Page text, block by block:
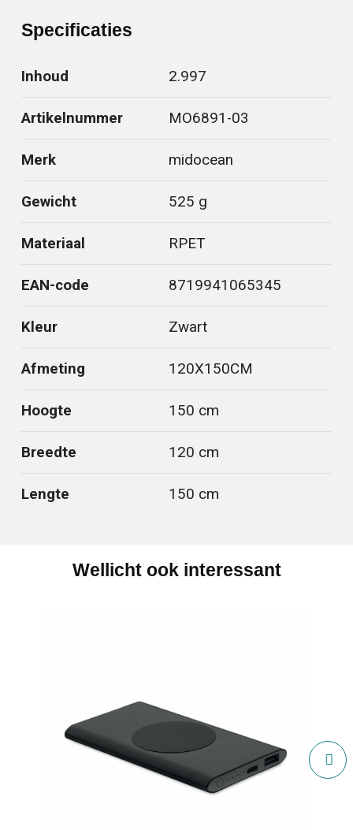
Specificaties
Inhoud 2.997
Artikelnummer MO6891-03
Merk midocean
Gewicht 525 g
Materiaal RPET
EAN-code 8719941065345
Kleur Zwart
Afmeting 120X150CM
Hoogte 150 cm
Breedte 120 cm
Lengte 150 cm
Wellicht ook interessant